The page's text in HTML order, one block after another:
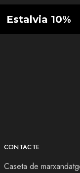
CONTACTE
Caseta de